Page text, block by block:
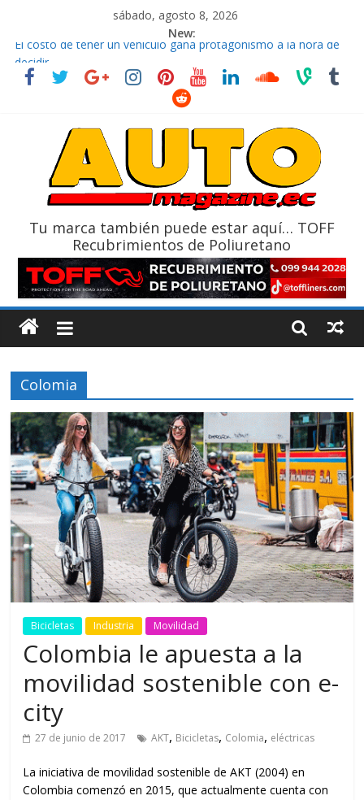
sábado, agosto 8, 2026
New:
El costo de tener un vehículo gana protagonismo a la hora de
decidir
Ultima película ‘Spider‑Man: Brand New Day’ pone en escena a
La Vuelta al Ecuador 2026, edición 47ª, recorre 7 provincias en 8
La FEDAK recibe 12 Sinotruk Bolden para cubrir las rutas de La
Tu marca también puede estar aquí… TOFF
Recubrimientos de Poliuretano
Colomia
Bicicletas Industria Movilidad
Colombia le apuesta a la
movilidad sostenible con e-
city
27 de junio de 2017 AKT, Bicicletas, Colomia, eléctricas
La iniciativa de movilidad sostenible de AKT (2004) en
Colombia comenzó en 2015, que actualmente cuenta con